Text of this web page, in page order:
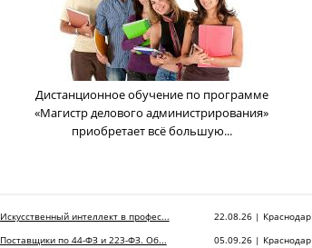
Дистанционное обучение по программе
«Магистр делового администрирования»
приобретает всё большую...
Искусственный интеллект в профес... 22.08.26 | Краснодар
Поставщики по 44-ФЗ и 223-ФЗ. Об... 05.09.26 | Краснодар